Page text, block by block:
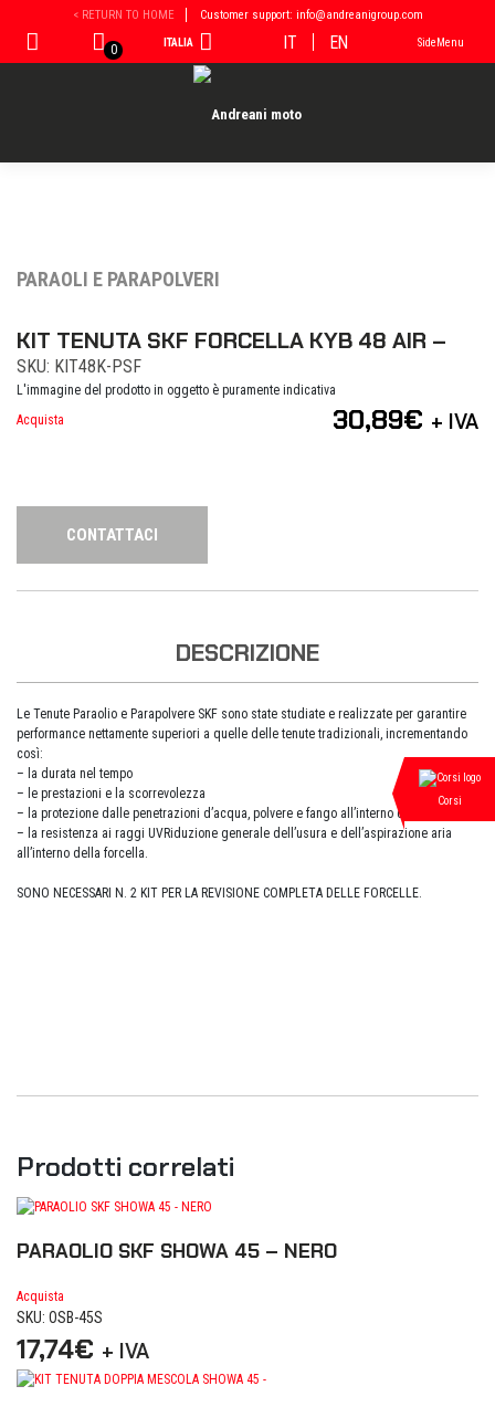
contenuto
< RETURN TO HOME Customer support: info@andreanigroup.com
0 ITALIA IT EN SideMenu
PARAOLI E PARAPOLVERI
KIT TENUTA SKF FORCELLA KYB 48 AIR –
SKU: KIT48K-PSF
L'immagine del prodotto in oggetto è puramente indicativa
Acquista
30,89€ + IVA
CONTATTACI
DESCRIZIONE
Le Tenute Paraolio e Parapolvere SKF sono state studiate e realizzate per garantire
performance nettamente superiori a quelle delle tenute tradizionali, incrementando
così:
– la durata nel tempo
– le prestazioni e la scorrevolezza
– la protezione dalle penetrazioni d’acqua, polvere e fango all’interno della forcella
– la resistenza ai raggi UVRiduzione generale dell’usura e dell’aspirazione aria
all’interno della forcella.
SONO NECESSARI N. 2 KIT PER LA REVISIONE COMPLETA DELLE FORCELLE.
Prodotti correlati
PARAOLIO SKF SHOWA 45 – NERO
Acquista
SKU: OSB-45S
17,74€ + IVA
Corsi